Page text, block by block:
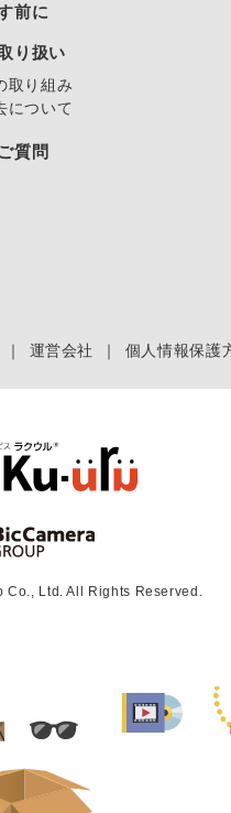
前に
り扱い
取り組み
について
質問
｜ 運営会社 ｜ 個人情報保護
Co., Ltd. All Rights Reserved.